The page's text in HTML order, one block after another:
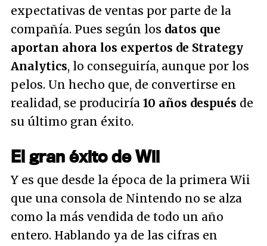
expectativas de ventas por parte de la
compañía. Pues según los datos que
aportan ahora los expertos de Strategy
Analytics, lo conseguiría, aunque por los
pelos. Un hecho que, de convertirse en
realidad, se produciría 10 años después de
su último gran éxito.
El gran éxito de Wii
Y es que desde la época de la primera Wii
que una consola de Nintendo no se alza
como la más vendida de todo un año
entero. Hablando ya de las cifras en